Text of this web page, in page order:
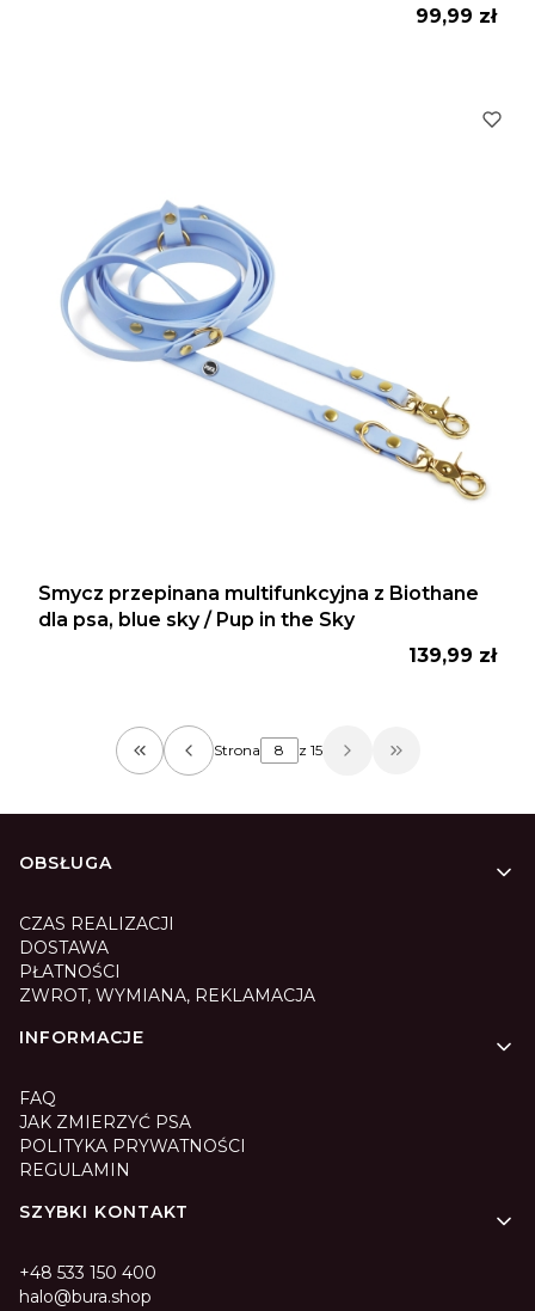
Cena
99,99 zł
Smycz przepinana multifunkcyjna z Biothane
dla psa, blue sky / Pup in the Sky
Cena
139,99 zł
Wróć do pierwszej strony z produktami
Strona z 15 Przejdź do
Linki w stopce
OBSŁUGA
CZAS REALIZACJI
DOSTAWA
PŁATNOŚCI
ZWROT, WYMIANA, REKLAMACJA
INFORMACJE
FAQ
JAK ZMIERZYĆ PSA
POLITYKA PRYWATNOŚCI
REGULAMIN
SZYBKI KONTAKT
+48 533 150 400
halo@bura.shop